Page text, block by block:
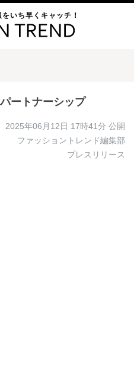
いち早くキャッチ！
ートナーシップ
2025年06月12日 17時41分 公開
ファッショントレンド編集部
プレスリリース